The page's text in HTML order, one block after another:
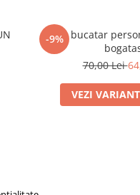
-9%
Sort bucatar
70,00 Lei
VEZI